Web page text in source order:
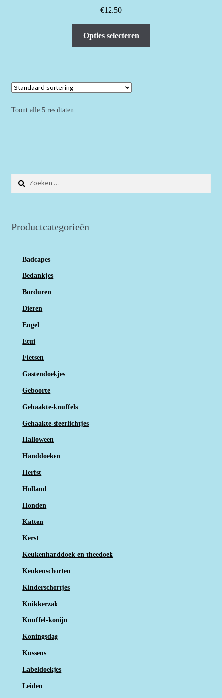
€12.50
Opties selecteren
Toont alle 5 resultaten
naar:
Productcategorieën
Badcapes
Bedankjes
Borduren
Dieren
Engel
Etui
Fietsen
Gastendoekjes
Geboorte
Gehaakte-knuffels
Gehaakte-sfeerlichtjes
Halloween
Handdoeken
Herfst
Holland
Honden
Katten
Kerst
Keukenhanddoek en theedoek
Keukenschorten
Kinderschortjes
Knikkerzak
Knuffel-konijn
Koningsdag
Kussens
Labeldoekjes
Leiden